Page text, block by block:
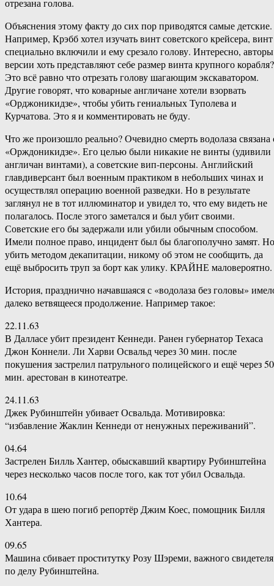
отрезана голова.
Объяснения этому факту до сих пор приводятся самые детские.
Например, Крэбб хотел изучать винт советского крейсера, винт
специально включили и ему срезало голову. Интересно, авторы
версии хоть представляют себе размер винта крупного корабля?
Это всё равно что отрезать голову шагающим экскаватором.
Другие говорят, что коварные англичане хотели взорвать
«Орджоникидзе», чтобы убить гениальных Туполева и
Курчатова. Это я и комментировать не буду.
Что же произошло реально? Очевидно смерть водолаза связана
«Орждоникидзе». Его целью были никакие не винты (удивили
англичан винтами), а советские вип-персоны. Английский
главдиверсант был военным практиком в небольших чинах и
осуществлял операцию военной разведки. Но в результате
заглянул не в тот иллюминатор и увидел то, что ему видеть не
полагалось. После этого заметался и был убит своими.
Советские его бы задержали или убили обычным способом.
Имели полное право, инцидент был бы благополучно замят. Но
убить методом декапитации, никому об этом не сообщить, да
ещё выбросить труп за борт как улику. КРАЙНЕ маловероятно.
История, празднично начавшаяся с «водолаза без головы»
далеко ветвящееся продолжение. Например такое:
22.11.63
В Далласе убит президент Кеннеди. Ранен губернатор Техаса
Джон Коннели. Ли Харви Освальд через 30 мин. после
покушения застрелил патрульного полицейского и ещё через 50
мин. арестован в кинотеатре.
24.11.63
Джек Рубинштейн убивает Освальда. Мотивировка:
“избавление Жаклин Кеннеди от ненужных переживаний”.
04.64
Застрелен Билль Хантер, обыскавший квартиру Рубинштейна
через несколько часов после того, как тот убил Освальда.
10.64
От удара в шею погиб репортёр Джим Коес, помощник Билля
Хантера.
09.65
Машина сбивает проститутку Розу Шэреми, важного свидетеля
по делу Рубинштейна.